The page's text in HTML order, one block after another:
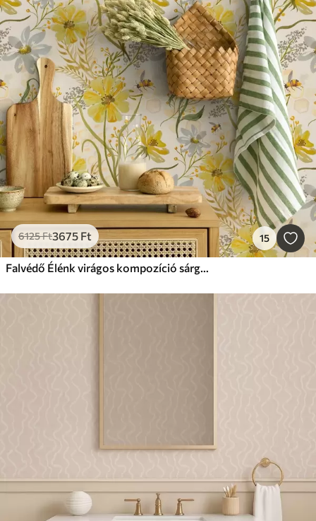
6125Ft3675 Ft 15
Falvédő Élénk virágos kompozíció sárga színben